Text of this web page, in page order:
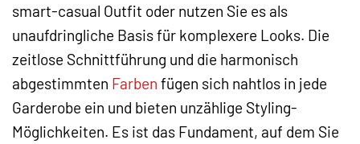
smart-casual Outfit oder nutzen Sie es als
unaufdringliche Basis für komplexere Looks. Die
zeitlose Schnittführung und die harmonisch
abgestimmten Farben fügen sich nahtlos in jede
Garderobe ein und bieten unzählige Styling-
Möglichkeiten. Es ist das Fundament, auf dem Sie